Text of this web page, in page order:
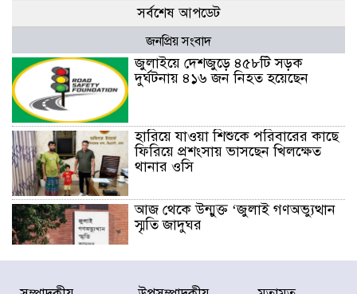
সর্বশেষ আপডেট
জনপ্রিয় সংবাদ
জুলাইয়ে দেশজুড়ে ৪৫৮টি সড়ক
দুর্ঘটনায় ৪১৬ জন নিহত হয়েছেন
হারিয়ে যাওয়া শিশুকে পরিবারের কাছে
ফিরিয়ে প্রশংসায় ভাসছেন খিলক্ষেত
থানার ওসি
আজ থেকে উন্মুক্ত ‘জুলাই গণঅভ্যুত্থান
স্মৃতি জাদুঘর
রাজধানীর উত্তরা আঞ্চলিক পাসপোর্ট